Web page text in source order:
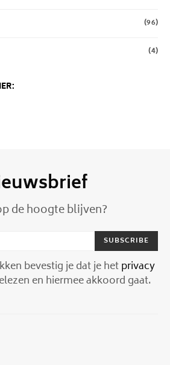
(96)
(4)
de hoogte blijven?
SUBSCRIBE
bevestig je dat je hetprivacy
en hiermee akkoord gaat.